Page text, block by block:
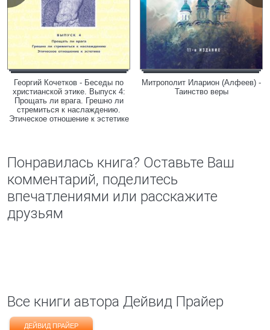
Георгий Кочетков - Беседы по
христианской этике. Выпуск 4:
Прощать ли врага. Грешно ли
стремиться к наслаждению.
Этическое отношение к эстетике
Митрополит Иларион (Алфеев) -
Таинство веры
Понравилась книга? Оставьте Ваш
комментарий, поделитесь
впечатлениями или расскажите
друзьям
Все книги автора Дейвид Прайер
ДЕЙВИД ПРАЙЕР